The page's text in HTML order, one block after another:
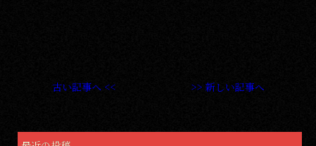
古い記事へ << >> 新しい記事へ